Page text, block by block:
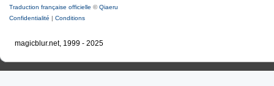
Traduction française officielle ©Qiaeru
Confidentialité | Conditions
magicblur.net, 1999 - 2025